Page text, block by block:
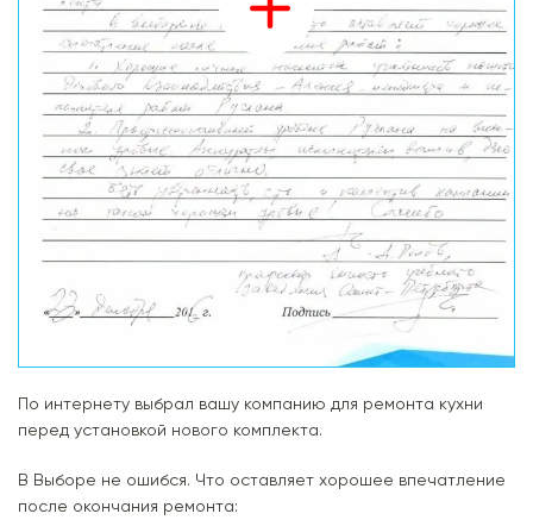
По интернету выбрал вашу компанию для ремонта кухни
перед установкой нового комплекта.
В Выборе не ошибся. Что оставляет хорошее впечатление
после окончания ремонта: